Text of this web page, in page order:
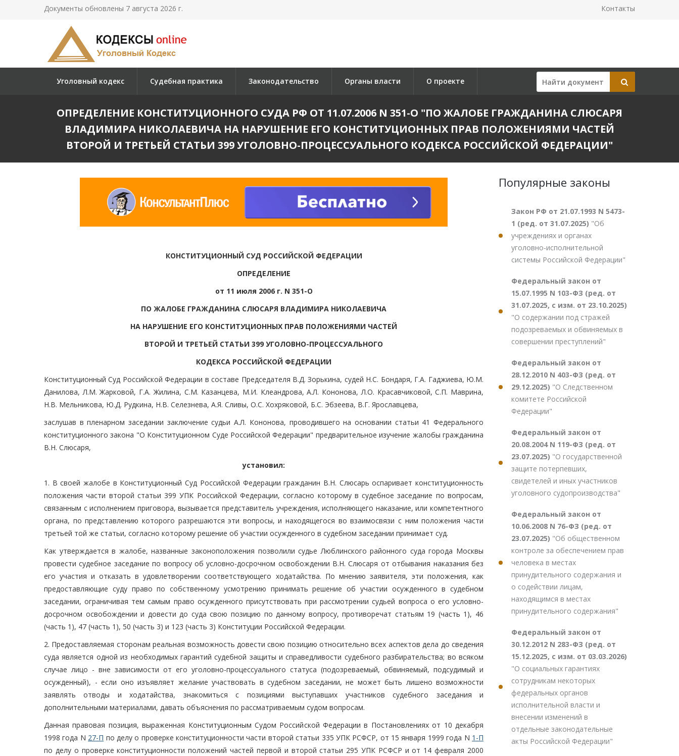
Документы обновлены 7 августа 2026 г. Контакты
Уголовный кодекс Судебная практика Законодательство Органы власти О проекте
ОПРЕДЕЛЕНИЕ КОНСТИТУЦИОННОГО СУДА РФ ОТ 11.07.2006 N 351-О "ПО ЖАЛОБЕ ГРАЖДАНИНА СЛЮСАРЯ
ВЛАДИМИРА НИКОЛАЕВИЧА НА НАРУШЕНИЕ ЕГО КОНСТИТУЦИОННЫХ ПРАВ ПОЛОЖЕНИЯМИ ЧАСТЕЙ
ВТОРОЙ И ТРЕТЬЕЙ СТАТЬИ 399 УГОЛОВНО-ПРОЦЕССУАЛЬНОГО КОДЕКСА РОССИЙСКОЙ ФЕДЕРАЦИИ"
КОНСТИТУЦИОННЫЙ СУД РОССИЙСКОЙ ФЕДЕРАЦИИ
ОПРЕДЕЛЕНИЕ
от 11 июля 2006 г. N 351-О
ПО ЖАЛОБЕ ГРАЖДАНИНА СЛЮСАРЯ ВЛАДИМИРА НИКОЛАЕВИЧА
НА НАРУШЕНИЕ ЕГО КОНСТИТУЦИОННЫХ ПРАВ ПОЛОЖЕНИЯМИ ЧАСТЕЙ
ВТОРОЙ И ТРЕТЬЕЙ СТАТЬИ 399 УГОЛОВНО-ПРОЦЕССУАЛЬНОГО
КОДЕКСА РОССИЙСКОЙ ФЕДЕРАЦИИ
Конституционный Суд Российской Федерации в составе Председателя В.Д. Зорькина, судей Н.С. Бондаря, Г.А. Гаджиева, Ю.М.
Данилова, Л.М. Жарковой, Г.А. Жилина, С.М. Казанцева, М.И. Клеандрова, А.Л. Кононова, Л.О. Красавчиковой, С.П. Маврина,
Н.В. Мельникова, Ю.Д. Рудкина, Н.В. Селезнева, А.Я. Сливы, О.С. Хохряковой, Б.С. Эбзеева, В.Г. Ярославцева,
заслушав в пленарном заседании заключение судьи А.Л. Кононова, проводившего на основании статьи 41 Федерального
конституционного закона "О Конституционном Суде Российской Федерации" предварительное изучение жалобы гражданина
В.Н. Слюсаря,
установил:
1. В своей жалобе в Конституционный Суд Российской Федерации гражданин В.Н. Слюсарь оспаривает конституционность
положения части второй статьи 399 УПК Российской Федерации, согласно которому в судебное заседание по вопросам,
связанным с исполнением приговора, вызывается представитель учреждения, исполняющего наказание, или компетентного
органа, по представлению которого разрешаются эти вопросы, и находящегося во взаимосвязи с ним положения части
третьей той же статьи, согласно которому решение об участии осужденного в судебном заседании принимает суд.
Как утверждается в жалобе, названные законоположения позволили судье Люблинского районного суда города Москвы
провести судебное заседание по вопросу об условно-досрочном освобождении В.Н. Слюсаря от отбывания наказания без
его участия и отказать в удовлетворении соответствующего ходатайства. По мнению заявителя, эти положения, как
предоставляющие суду право по собственному усмотрению принимать решение об участии осужденного в судебном
заседании, ограничивая тем самым право осужденного присутствовать при рассмотрении судьей вопроса о его условно-
досрочном освобождении и довести до суда свою позицию по данному вопросу, противоречат статьям 19 (часть 1), 46
(часть 1), 47 (часть 1), 50 (часть 3) и 123 (часть 3) Конституции Российской Федерации.
2. Предоставляемая сторонам реальная возможность довести свою позицию относительно всех аспектов дела до сведения
суда является одной из необходимых гарантий судебной защиты и справедливости судебного разбирательства; во всяком
случае лицо - вне зависимости от его уголовно-процессуального статуса (подозреваемый, обвиняемый, подсудимый и
осужденный), - если оно изъявляет желание участвовать в судебном заседании, не может быть лишено возможности
заявлять отводы и ходатайства, знакомиться с позициями выступавших участников судебного заседания и
дополнительными материалами, давать объяснения по рассматриваемым судом вопросам.
Данная правовая позиция, выраженная Конституционным Судом Российской Федерации в Постановлениях от 10 декабря
1998 года N 27-П по делу о проверке конституционности части второй статьи 335 УПК РСФСР, от 15 января 1999 года N 1-П
по делу о проверке конституционности положений частей первой и второй статьи 295 УПК РСФСР и от 14 февраля 2000
Популярные законы
Закон РФ от 21.07.1993 N 5473-
1 (ред. от 31.07.2025) "Об
учреждениях и органах
уголовно-исполнительной
системы Российской Федерации"
Федеральный закон от
15.07.1995 N 103-ФЗ (ред. от
31.07.2025, с изм. от 23.10.2025)
"О содержании под стражей
подозреваемых и обвиняемых в
совершении преступлений"
Федеральный закон от
28.12.2010 N 403-ФЗ (ред. от
29.12.2025) "О Следственном
комитете Российской
Федерации"
Федеральный закон от
20.08.2004 N 119-ФЗ (ред. от
23.07.2025) "О государственной
защите потерпевших,
свидетелей и иных участников
уголовного судопроизводства"
Федеральный закон от
10.06.2008 N 76-ФЗ (ред. от
23.07.2025) "Об общественном
контроле за обеспечением прав
человека в местах
принудительного содержания и
о содействии лицам,
находящимся в местах
принудительного содержания"
Федеральный закон от
30.12.2012 N 283-ФЗ (ред. от
15.12.2025, с изм. от 03.03.2026)
"О социальных гарантиях
сотрудникам некоторых
федеральных органов
исполнительной власти и
внесении изменений в
отдельные законодательные
акты Российской Федерации"